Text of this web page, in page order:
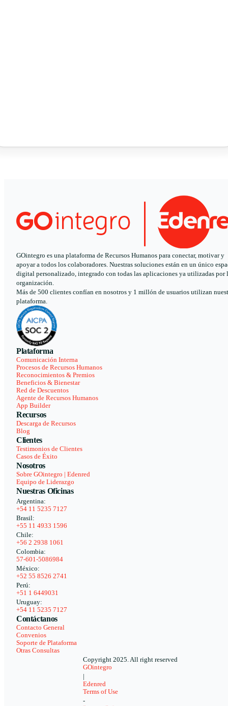
GOintegro es una plataforma de Recursos Humanos para conectar, motivar y
apoyar a todos los colaboradores. Nuestras soluciones están en un único
digital personalizado, integrado con todas las aplicaciones ya utilizadas por
organización.
Más de 500 clientes confían en nosotros y 1 millón de usuarios utilizan
plataforma.
Plataforma
Comunicación Interna
Procesos de Recursos Humanos
Reconocimientos & Premios
Beneficios & Bienestar
Red de Descuentos
Agente de Recursos Humanos
App Builder
Recursos
Descarga de Recursos
Blog
Clientes
Testimonios de Clientes
Casos de Éxito
Nosotros
Sobre GOintegro | Edenred
Equipo de Liderazgo
Nuestras Oficinas
Argentina:
+54 11 5235 7127
Brasil:
+55 11 4933 1596
Chile:
+56 2 2938 1061
Colombia:
57-601-5086984
México:
+52 55 8526 2741
Perú:
+51 1 6449031
Uruguay:
+54 11 5235 7127
Contáctanos
Contacto General
Convenios
Soporte de Plataforma
Otras Consultas
Copyright 2025. All right reserved
GOintegro
Edenred
Terms of Use
-